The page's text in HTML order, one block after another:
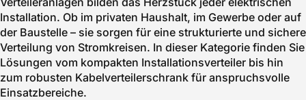
Installation. Ob im privaten Haushalt, im Gewerbe oder auf
der Baustelle – sie sorgen für eine strukturierte und sichere
Verteilung von Stromkreisen. In dieser Kategorie finden Sie
Lösungen vom kompakten Installationsverteiler bis hin
zum robusten Kabelverteilerschrank für anspruchsvolle
Einsatzbereiche.